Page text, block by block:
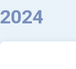
2024